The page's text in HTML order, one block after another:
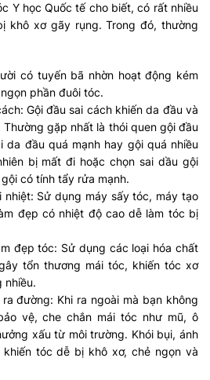
Y học Quốc tế cho biết, có rất nhiều
khô xơ gãy rụng. Trong đó, thường
có tuyến bã nhờn hoạt động kém
phần đuôi tóc.
Gội đầu sai cách khiến da đầu và
gặp nhất là thói quen gội đầu
da đầu quá mạnh hay gội quá nhiều
bị mất đi hoặc chọn sai dầu gội
có tính tẩy rửa mạnh.
nhiệt: Sử dụng máy sấy tóc, máy tạo
đẹp có nhiệt độ cao dễ làm tóc bị
đẹp tóc: Sử dụng các loại hóa chất
tổn thương mái tóc, khiến tóc xơ
nhiều.
đường: Khi ra ngoài mà bạn không
vệ, che chắn mái tóc như mũ, ô
xấu từ môi trường. Khói bụi, ánh
tóc dễ bị khô xơ, chẻ ngọn và